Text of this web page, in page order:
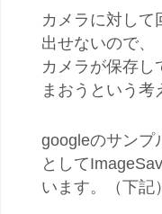
カメラに対して
出せないので、
カメラが保存し
まおうという考
googleのサンプ
として
います。（下記）